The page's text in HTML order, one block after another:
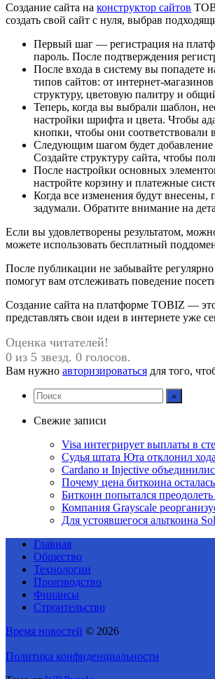
Создание сайта на конструктор сайтов
создать свой сайт с нуля, выбрав
Первый шаг — регистрация на
пароль. После подтверждения
После входа в систему вы попадете
типов сайтов: от интернет-
структуру, цветовую палитру и
Теперь, когда вы выбрали шаблон,
настройки шрифта и цвета. Чтобы
кнопки, чтобы они соответствовали
Следующим шагом будет добавление
Создайте структуру сайта, чтобы
После настройки основных
настройте корзину и платежные
Когда все изменения будут
задумали. Обратите внимание на
Если вы удовлетворены результатом,
можете использовать бесплатный
После публикации не забывайте
помогут вам отслеживать поведение
Создание сайта на платформе TOBIZ —
представлять свои идеи в интернете уже
Оценка читателей!
0 из 5 звезд. 0 голосов.
Вам нужно авторизироваться для того,
Свежие записи
Visa интегрирует выплаты в
Судья штата Юта отклонил
Cardano и Injective
Почему цена биткоина
Биткоин попытался
Компания Grayscale
Для устоявшегося альткоина
Главная
Общество
Технологии
Производство
Финансы
Строительство
Время новостей © 2026
Политика конфиденциальности